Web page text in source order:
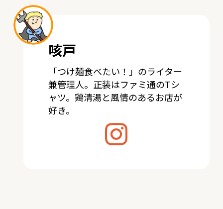
咳戸
「つけ麺食べたい！」のライター
兼管理人。正装はファミ通のTシ
ャツ。鶏清湯と風情のあるお店が
好き。